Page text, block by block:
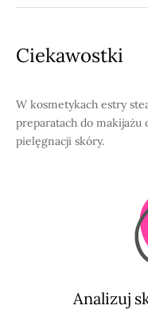
Ciekawostki
W kosmetykach estry
preparatach do makijażu
pielęgnacji skóry.
Analizuj